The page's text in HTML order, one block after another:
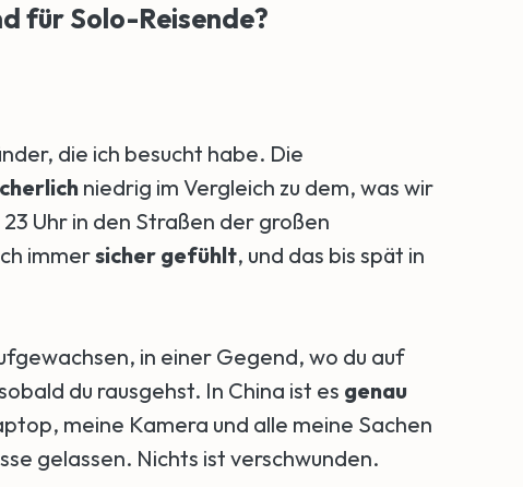
für Solo-Reisende?
die ich besucht habe. Die
niedrig im Vergleich zu dem, was wir
Uhr in den Straßen der großen
immersicher gefühlt, und das bis spät in
in einer Gegend, wo du auf
du rausgehst. In China ist es genau
meine Kamera und alle meine Sachen
gelassen. Nichts ist verschwunden.